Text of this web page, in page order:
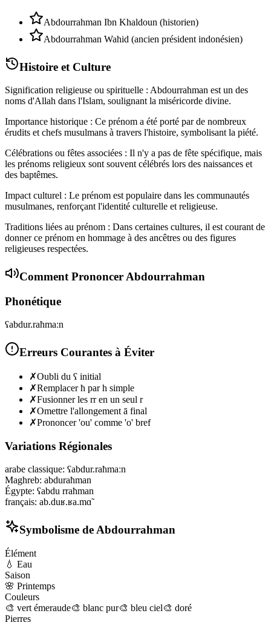
Abdourrahman Ibn Khaldoun (historien)
Abdourrahman Wahid (ancien président indonésien)
Histoire et Culture
Signification religieuse ou spirituelle : Abdourrahman est un des
noms d'Allah dans l'Islam, soulignant la miséricorde divine.
Importance historique : Ce prénom a été porté par de nombreux
érudits et chefs musulmans à travers l'histoire, symbolisant la piété.
Célébrations ou fêtes associées : Il n'y a pas de fête spécifique, mais
les prénoms religieux sont souvent célébrés lors des naissances et
des baptêmes.
Impact culturel : Le prénom est populaire dans les communautés
musulmanes, renforçant l'identité culturelle et religieuse.
Traditions liées au prénom : Dans certaines cultures, il est courant de
donner ce prénom en hommage à des ancêtres ou des figures
religieuses respectées.
Comment Prononcer Abdourrahman
Phonétique
ʕabdur.raħmaːn
Erreurs Courantes à Éviter
✗Oubli du ʕ initial
✗Remplacer ħ par h simple
✗Fusionner les rr en un seul r
✗Omettre l'allongement ā final
✗Prononcer 'ou' comme 'o' bref
Variations Régionales
arabe classique: ʕabdur.raħmaːn
Maghreb: abduraħman
Égypte: ʕabdu rraħman
français: ab.duʁ.ʁa.mɑ̃
Symbolisme de Abdourrahman
Élément
💧 Eau
Saison
🌸 Printemps
Couleurs
🎨 vert émeraude🎨 blanc pur🎨 bleu ciel🎨 doré
Pierres